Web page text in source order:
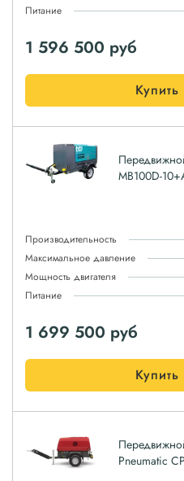
Питание
1 596 500 руб
Купить
MB100D-
Производительность
Максимальное давление
Мощность двигателя
Питание
1 699 500 руб
Купить
Pneumatic